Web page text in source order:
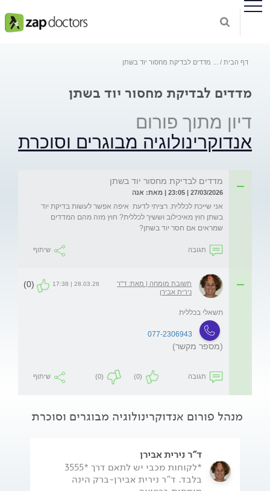
דף הבית מדדים לבדיקת מחסור יוד בשתן
מדדים לבדיקת מחסור יוד בשתן
דיון מתוך פורום
אנדוקרינולוגיה מבוגרים וסוכרת
מדדים לבדיקת מחסור יוד בשתן
27/03/2026 | 23:05 | מאת: אנה
אני שייכת לכללית. רציתי לדעת  איפה אפשר לעשות בדיקת יוד
בשתן חוץ מאיכילוב וששיך לכללית? חוץ מזה מהם המדדים
שמראים אם חסר יוד בשתן?
תגובה שיתוף
תשובת מומחה | מאת: ד"ר
נירית אבירן
28.03.26 | 17:38
(0)
תשאלי בכללית
077-2306943
(מספר מקשר)
תגובה (0)
(0) שיתוף
מנהל פורום אנדוקרינולוגיה מבוגרים וסוכרת
ד"ר נירית אבירן
*לקוחות מכבי יש לתאם דרך *3555
בלבד. ד"ר נירית אבירן-ברק הינה